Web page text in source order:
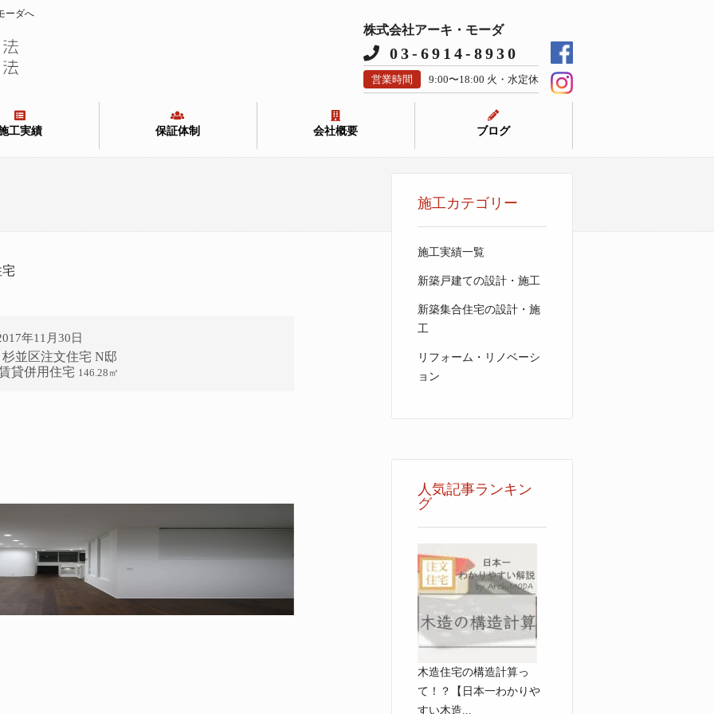
ーダへ
株式会社アーキ・モーダ
03-6914-8930
営業時間 9:00〜18:00 火・水定休
工実績 保証体制 会社概要 ブログ
年11月30日
杉並区注文住宅 N邸
貸併用住宅 146.28㎡
施工カテゴリー
施工実績一覧
新築戸建ての設計・施工
新築集合住宅の設計・施
工
リフォーム・リノベーシ
ョン
人気記事ランキン
グ
木造住宅の構造計算っ
て！？【日本一わかりや
すい木造...